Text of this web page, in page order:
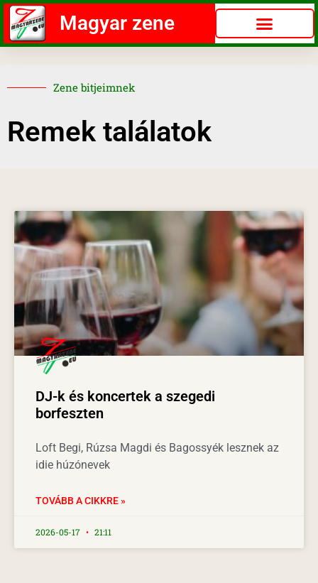
Magyar zene
Zene bitjeimnek
Remek találatok
DJ-k és koncertek a szegedi
borfeszten
Loft Begi, Rúzsa Magdi és Bagossyék lesznek az
idie húzónevek
TOVÁBB A CIKKRE »
2026-05-17 21:11